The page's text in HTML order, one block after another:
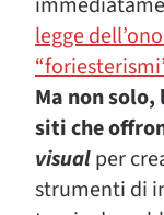
legge
Ma non
siti che
visualper
strumenti di